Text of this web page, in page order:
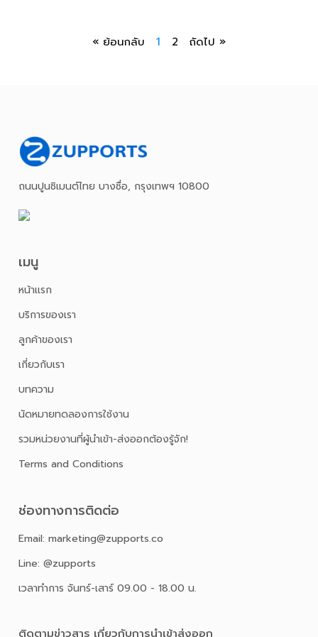
« ย้อนกลับ 1 2 ถัดไป »
ถนนปูนซิเมนต์ไทย บางซื่อ, กรุงเทพฯ 10800
เมนู
หน้าเเรก
บริการของเรา
ลูกค้าของเรา
เกี่ยวกับเรา
บทความ
นัดหมายทดลองการใช้งาน
รวมหน่วยงานที่ผู้นำเข้า-ส่งออกต้องรู้จัก!
Terms and Conditions
ช่องทางการติดต่อ
Email: marketing@zupports.co
Line: @zupports
เวลาทำการ จันทร์-เสาร์ 09.00 - 18.00 น.
ติดตามข่าวสาร เกี่ยวกับการนําเข้าส่งออก